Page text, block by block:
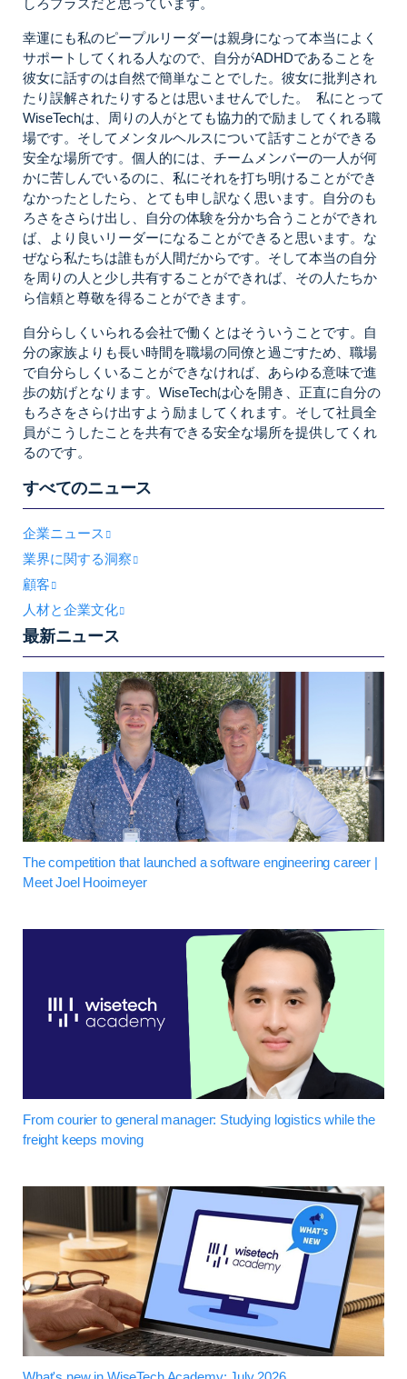
幸運にも私のピープルリーダーは親身になって本当によく
サポートしてくれる人なので、自分がADHDであることを
彼女に話すのは自然で簡単なことでした。彼女に批判され
たり誤解されたりするとは思いませんでした。 私にとって
WiseTechは、周りの人がとても協力的で励ましてくれる職
場です。そしてメンタルヘルスについて話すことができる
安全な場所です。個人的には、チームメンバーの一人が何
かに苦しんでいるのに、私にそれを打ち明けることができ
なかったとしたら、とても申し訳なく思います。自分のも
ろさをさらけ出し、自分の体験を分かち合うことができれ
ば、より良いリーダーになることができると思います。な
ぜなら私たちは誰もが人間だからです。そして本当の自分
を周りの人と少し共有することができれば、その人たちか
ら信頼と尊敬を得ることができます。
自分らしくいられる会社で働くとはそういうことです。自
分の家族よりも長い時間を職場の同僚と過ごすため、職場
で自分らしくいることができなければ、あらゆる意味で進
歩の妨げとなります。WiseTechは心を開き、正直に自分の
もろさをさらけ出すよう励ましてくれます。そして社員全
員がこうしたことを共有できる安全な場所を提供してくれ
るのです。
すべてのニュース
企業ニュース
業界に関する洞察
顧客
人材と企業文化
最新ニュース
The competition that launched a software engineering career |
Meet Joel Hooimeyer
From courier to general manager: Studying logistics while the
freight keeps moving